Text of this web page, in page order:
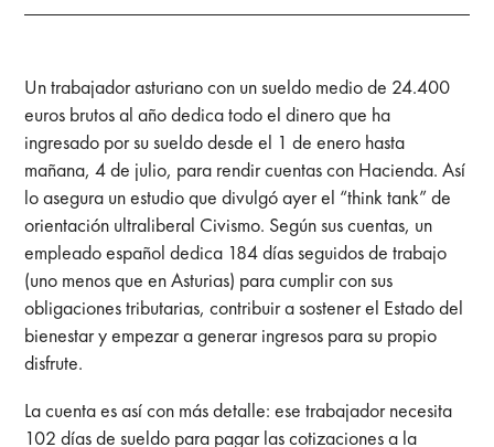
Un trabajador asturiano con un sueldo medio de 24.400
euros brutos al año dedica todo el dinero que ha
ingresado por su sueldo desde el 1 de enero hasta
mañana, 4 de julio, para rendir cuentas con Hacienda. Así
lo asegura un estudio que divulgó ayer el “think tank” de
orientación ultraliberal Civismo. Según sus cuentas, un
empleado español dedica 184 días seguidos de trabajo
(uno menos que en Asturias) para cumplir con sus
obligaciones tributarias, contribuir a sostener el Estado del
bienestar y empezar a generar ingresos para su propio
disfrute.
La cuenta es así con más detalle: ese trabajador necesita
102 días de sueldo para pagar las cotizaciones a la